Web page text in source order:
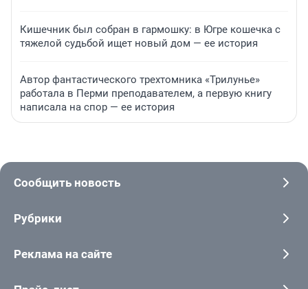
Кишечник был собран в гармошку: в Югре кошечка с
тяжелой судьбой ищет новый дом — ее история
Автор фантастического трехтомника «Трилунье»
работала в Перми преподавателем, а первую книгу
написала на спор — ее история
Сообщить новость
Рубрики
Реклама на сайте